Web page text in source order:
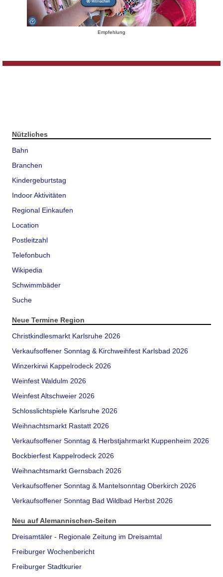
Empfehlung
Nützliches
Bahn
Branchen
Kindergeburtstag
Indoor Aktivitäten
Regional Einkaufen
Location
Postleitzahl
Telefonbuch
Wikipedia
Schwimmbäder
Suche
Neue Termine Region
Christkindlesmarkt Karlsruhe 2026
Verkaufsoffener Sonntag & Kirchweihfest Karlsbad 2026
Winzerkirwi Kappelrodeck 2026
Weinfest Waldulm 2026
Weinfest Altschweier 2026
Schlosslichtspiele Karlsruhe 2026
Weihnachtsmarkt Rastatt 2026
Verkaufsoffener Sonntag & Herbstjahrmarkt Kuppenheim 2026
Bockbierfest Kappelrodeck 2026
Weihnachtsmarkt Gernsbach 2026
Verkaufsoffener Sonntag & Mantelsonntag Oberkirch 2026
Verkaufsoffener Sonntag Bad Wildbad Herbst 2026
Neu auf Alemannischen-Seiten
Dreisamtäler - Regionale Zeitung im Dreisamtal
Freiburger Wochenbericht
Freiburger Stadtkurier